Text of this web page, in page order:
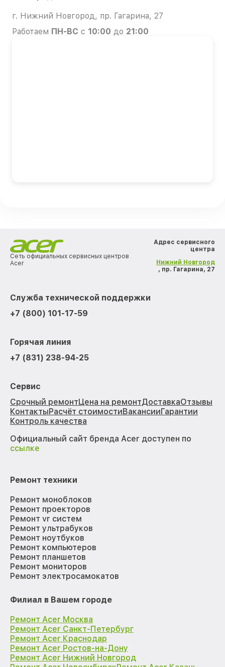
г. Нижний Новгород, пр. Гагарина, 27
Работаем ПН-ВС с 10:00 до 21:00
Сеть официальных сервисных центров
Acer
Адрес сервисного
центра
Нижний Новгород
, пр. Гагарина, 27
Служба технической поддержки
+7 (800) 101-17-59
Горячая линия
+7 (831) 238-94-25
Сервис
Срочный ремонтЦена на ремонтДоставкаОтзывы
КонтактыРасчёт стоимостиВакансииГарантии
Контроль качества
Официальный сайт бренда Acer доступен по
ссылке
Ремонт техники
Ремонт моноблоков
Ремонт проекторов
Ремонт vr систем
Ремонт ультрабуков
Ремонт ноутбуков
Ремонт компьютеров
Ремонт планшетов
Ремонт мониторов
Ремонт электросамокатов
Филиал в Вашем городе
Ремонт Acer Москва
Ремонт Acer Санкт-Петербург
Ремонт Acer Краснодар
Ремонт Acer Ростов-на-Дону
Ремонт Acer Нижний Новгород